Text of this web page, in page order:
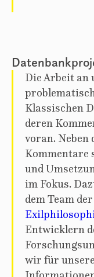
Die Arbeit an
Klassischen
deren
voran. Neben
Kommentare
und
im Fokus.
dem Team der
Entwicklern
wir für